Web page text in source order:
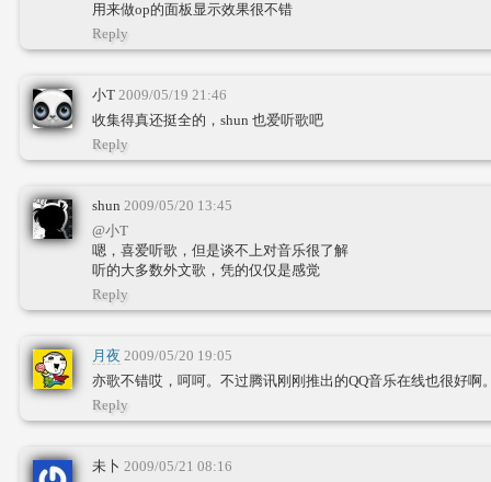
用来做op的面板显示效果很不错
Reply
小T 2009/05/19 21:46
收集得真还挺全的，shun 也爱听歌吧
Reply
shun 2009/05/20 13:45
@小T
嗯，喜爱听歌，但是谈不上对音乐很了解
听的大多数外文歌，凭的仅仅是感觉
Reply
月夜 2009/05/20 19:05
亦歌不错哎，呵呵。不过腾讯刚刚推出的QQ音乐在线也很好啊
Reply
未卜 2009/05/21 08:16